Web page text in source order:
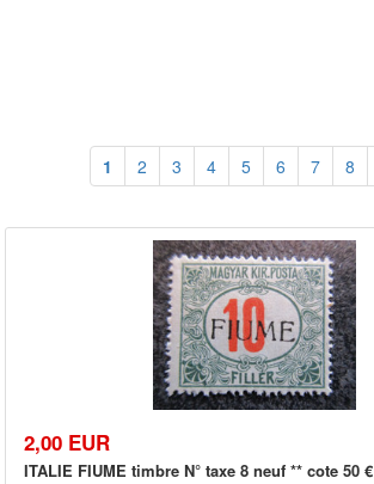
1 2 3 4 5 6 7 8
2,00 EUR
ITALIE FIUME timbre N° taxe 8 neuf ** cote 50 €